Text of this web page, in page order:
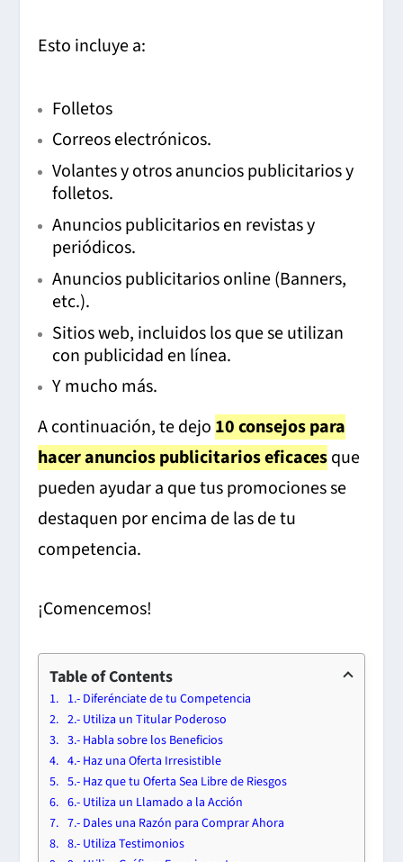
Esto incluye a:
Folletos
Correos electrónicos.
Volantes y otros anuncios publicitarios y
folletos.
Anuncios publicitarios en revistas y
periódicos.
Anuncios publicitarios online (Banners,
etc.).
Sitios web, incluidos los que se utilizan
con publicidad en línea.
Y mucho más.
A continuación, te dejo 10 consejos para
hacer anuncios publicitarios eficacesque
pueden ayudar a que tus promociones se
destaquen por encima de las de tu
competencia.
¡Comencemos!
Table of Contents
1.- Diferénciate de tu Competencia
2.- Utiliza un Titular Poderoso
3.- Habla sobre los Beneficios
4.- Haz una Oferta Irresistible
5.- Haz que tu Oferta Sea Libre de Riesgos
6.- Utiliza un Llamado a la Acción
7.- Dales una Razón para Comprar Ahora
8.- Utiliza Testimonios